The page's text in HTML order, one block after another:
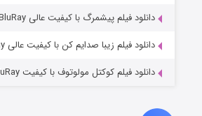
دانلود فیلم پیشمرگ با کیفیت عالی BluRay
دانلود فیلم زیبا صدایم کن با کیفیت عالی BluRay
دانلود فیلم کوکتل مولوتوف با کیفیت BluRay